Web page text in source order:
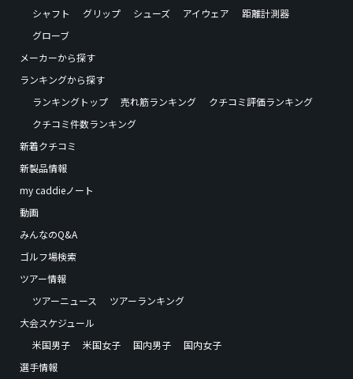
シャフト
グリップ シューズ アイウェア
距離計測器
グローブ
メーカーから探す
ランキングから探す
ランキングトップ
売れ筋ランキング
クチコミ評価ランキング
クチコミ件数ランキング
新着クチコミ
新製品情報
my caddieノート
動画
みんなのQ&A
ゴルフ場検索
ツアー情報
ツアーニュース
ツアーランキング
大会スケジュール
米国男子
米国女子 国内男子
国内女子
選手情報